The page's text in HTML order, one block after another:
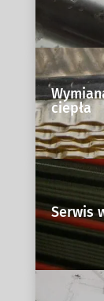
ciepła
Serwis